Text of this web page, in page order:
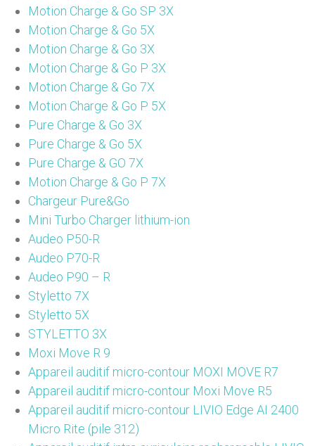
Motion Charge & Go SP 3X
Motion Charge & Go 5X
Motion Charge & Go 3X
Motion Charge & Go P 3X
Motion Charge & Go 7X
Motion Charge & Go P 5X
Pure Charge & Go 3X
Pure Charge & Go 5X
Pure Charge & GO 7X
Motion Charge & Go P 7X
Chargeur Pure&Go
Mini Turbo Charger lithium-ion
Audeo P50-R
Audeo P70-R
Audeo P90 – R
Styletto 7X
Styletto 5X
STYLETTO 3X
Moxi Move R 9
Appareil auditif micro-contour MOXI MOVE R7
Appareil auditif micro-contour Moxi Move R5
Appareil auditif micro-contour LIVIO Edge AI 2400
Micro Rite (pile 312)